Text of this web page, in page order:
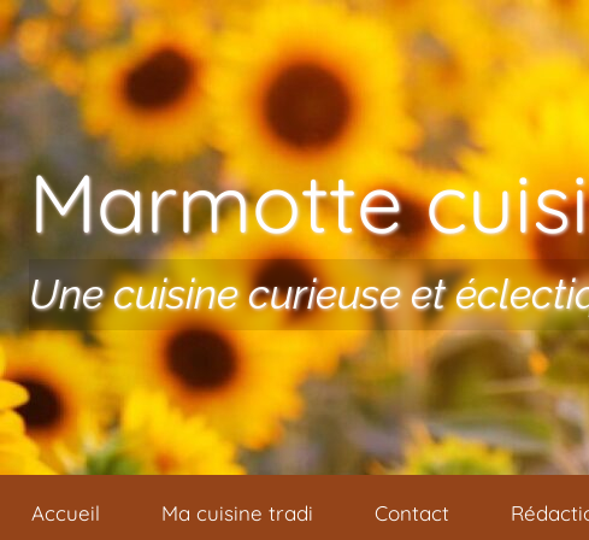
Aller au contenu
Marmotte
Une cuisine curieuse et
Accueil Ma cuisine tradi Contact